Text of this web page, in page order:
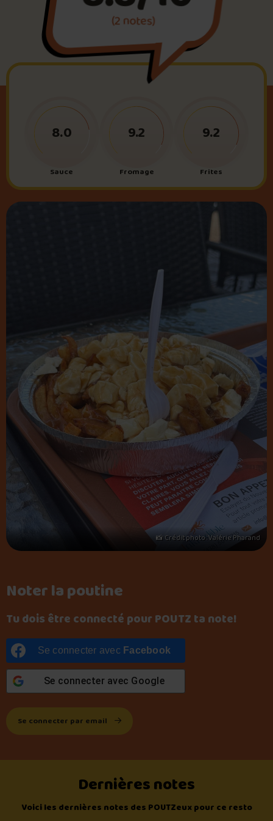
Foire aux questions
Me connecter
(2 notes)
Noter la poutine
Tu dois être connecté pour POUTZ ta note!
Se connecter avec Facebook
Se connecter avec Google
Se connecter par email
Sauce
8.0
Fromage
9.2
Frites
9.2
📸 Crédit photo : Valérie Pharand
Dernières notes
Voici les dernières notes des POUTZeux pour ce resto